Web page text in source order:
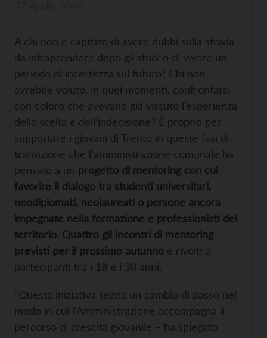
A chi non è capitato di avere dubbi sulla strada
da intraprendere dopo gli studi o di vivere un
periodo di incertezza sul futuro? Chi non
avrebbe voluto, in quei momenti, confrontarsi
con coloro che avevano già vissuto l’esperienza
della scelta e dell’indecisione? È proprio per
supportare i giovani di Trento in queste fasi di
transizione che l’amministrazione comunale ha
pensato a un progetto di mentoring con cui
favorire il dialogo tra studenti universitari,
neodiplomati, neolaureati o persone ancora
impegnate nella formazione e professionisti del
territorio. Quattro gli incontri di mentoring
previsti per il prossimo autunno e rivolti a
partecipanti tra i 18 e i 30 anni.
“Questa iniziativa segna un cambio di passo nel
modo in cui l’Amministrazione accompagna il
percorso di crescita giovanile – ha spiegato